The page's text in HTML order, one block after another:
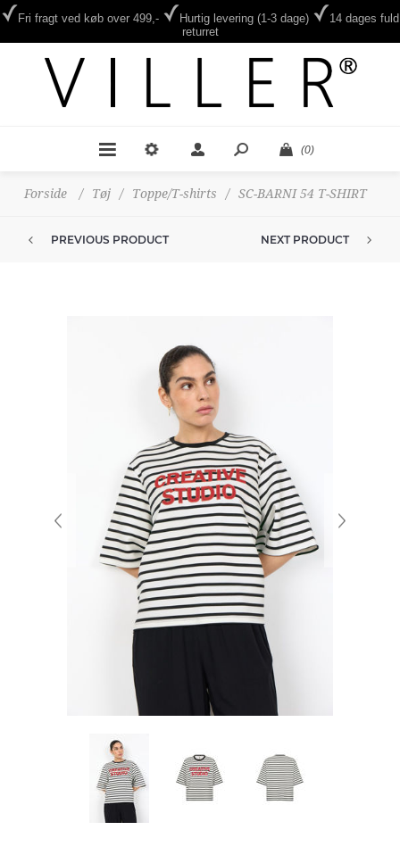
Fri fragt ved køb over 499,- Hurtig levering (1-3 dage)
14 dages fuld
returret
(0)
Forside / Tøj / Toppe/T-shirts / SC-BARNI 54 T-SHIRT
PREVIOUS PRODUCT NEXT PRODUCT